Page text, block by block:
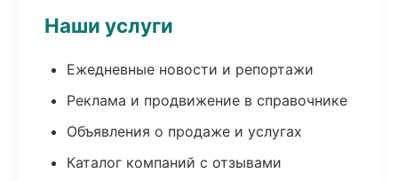
Наши услуги
Ежедневные новости и репортажи
Реклама и продвижение в справочнике
Объявления о продаже и услугах
Каталог компаний с отзывами